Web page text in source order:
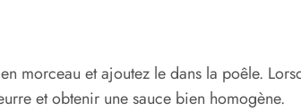
morceau et ajoutez le dans la poêle.
et obtenir une sauce bien homogène.